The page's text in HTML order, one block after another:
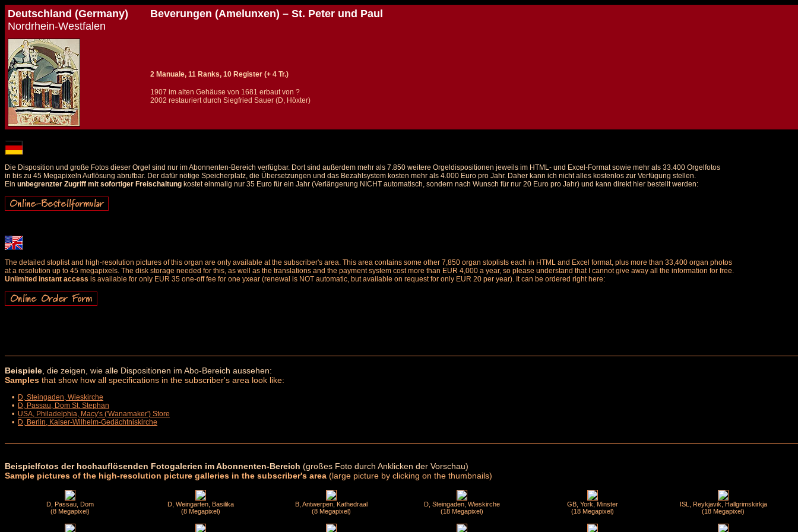
Deutschland (Germany)
Nordrhein-Westfalen
Beverungen (Amelunxen) – St. Peter und Paul
2 Manuale, 11 Ranks, 10 Register (+ 4 Tr.)
1907 im alten Gehäuse von 1681 erbaut von ?
2002 restauriert durch Siegfried Sauer (D, Höxter)
Die Disposition und große Fotos dieser Orgel sind nur im Abonnenten-Bereich verfügbar. Dort sind außerdem mehr als 7.850 weitere Orgeldispositionen jeweils im HTML- und Excel-Format sowie mehr als 33.400 Orgelfotos
in bis zu 45 Megapixeln Auflösung abrufbar. Der dafür nötige Speicherplatz, die Übersetzungen und das Bezahlsystem kosten mehr als 4.000 Euro pro Jahr. Daher kann ich nicht alles kostenlos zur Verfügung stellen.
Ein unbegrenzter Zugriff mit sofortiger Freischaltung kostet einmalig nur 35 Euro für ein Jahr (Verlängerung NICHT automatisch, sondern nach Wunsch für nur 20 Euro pro Jahr) und kann direkt hier bestellt werden:
The detailed stoplist and high-resolution pictures of this organ are only available at the subscriber's area. This area contains some other 7,850 organ stoplists each in HTML and Excel format, plus more than 33,400 organ photos
at a resolution up to 45 megapixels. The disk storage needed for this, as well as the translations and the payment system cost more than EUR 4,000 a year, so please understand that I cannot give away all the information for free.
Unlimited instant access is available for only EUR 35 one-off fee for one yxear (renewal is NOT automatic, but available on request for only EUR 20 per year). It can be ordered right here:
Beispiele , die zeigen, wie alle Dispositionen im Abo-Bereich aussehen:
Samples that show how all specifications in the subscriber's area look like:
• D, Steingaden, Wieskirche
• D, Passau, Dom St. Stephan
• USA, Philadelphia, Macy's ('Wanamaker') Store
• D, Berlin, Kaiser-Wilhelm-Gedächtniskirche
Beispielfotos der hochauflösenden Fotogalerien im Abonnenten-Bereich (großes Foto durch Anklicken der Vorschau)
Sample pictures of the high-resolution picture galleries in the subscriber's area (large picture by clicking on the thumbnails)
D, Passau, Dom
(8 Megapixel)
D, Weingarten, Basilika
(8 Megapixel)
B, Antwerpen, Kathedraal
(8 Megapixel)
D, Steingaden, Wieskirche
(18 Megapixel)
GB, York, Minster
(18 Megapixel)
ISL, Reykjavik, Hallgrimskirkja
(18 Megapixel)